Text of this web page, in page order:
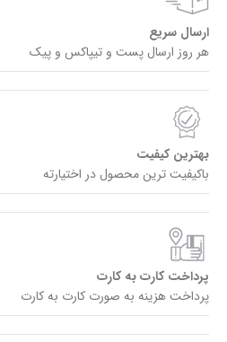
ارسال سریع
هر روز ارسال پست و تیپاکس و پیک
بهترین کیفیت
باکیفیت ترین محصول در اختیارته
پرداخت کارت به کارت
پرداخت هزینه به صورت کارت به کارت